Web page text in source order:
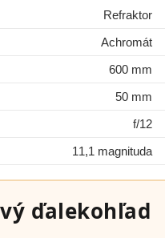
Refraktor
Achromát
600 mm
50 mm
f/12
11,1 magnituda
ďalekohľad